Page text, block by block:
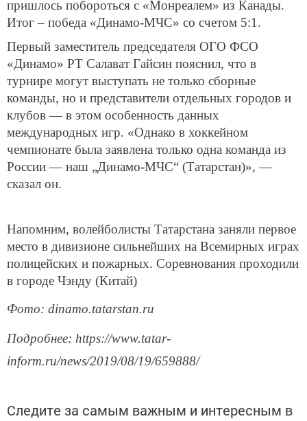
пришлось побороться с «Монреалем» из Канады.
Итог – победа «Динамо-МЧС» со счетом 5:1.
Первый заместитель председателя ОГО ФСО
«Динамо» РТ Салават Гайсин пояснил, что в
турнире могут выступать не только сборные
команды, но и представители отдельных городов и
клубов — в этом особенность данных
международных игр. «Однако в хоккейном
чемпионате была заявлена только одна команда из
России — наш „Динамо-МЧС“ (Татарстан)», —
сказал он.
Напомним, волейболисты Татарстана заняли первое
место в дивизионе сильнейших на Всемирных играх
полицейских и пожарных. Соревнования проходили
в городе Чэнду (Китай)
Фото: dinamo.tatarstan.ru
Подробнее: https://www.tatar-
inform.ru/news/2019/08/19/659888/
Следите за самым важным и интересным в